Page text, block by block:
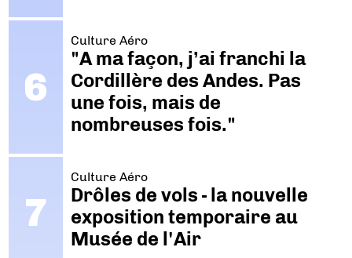
Culture Aéro
"A ma façon, j’ai franchi la
Cordillère des Andes. Pas
une fois, mais de
nombreuses fois."
Culture Aéro
Drôles de vols - la nouvelle
exposition temporaire au
Musée de l'Air